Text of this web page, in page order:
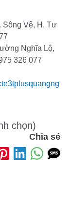
Sông Vệ, H. Tư
Nghĩa Lộ,
326 077
chọn)
Chia sẻ